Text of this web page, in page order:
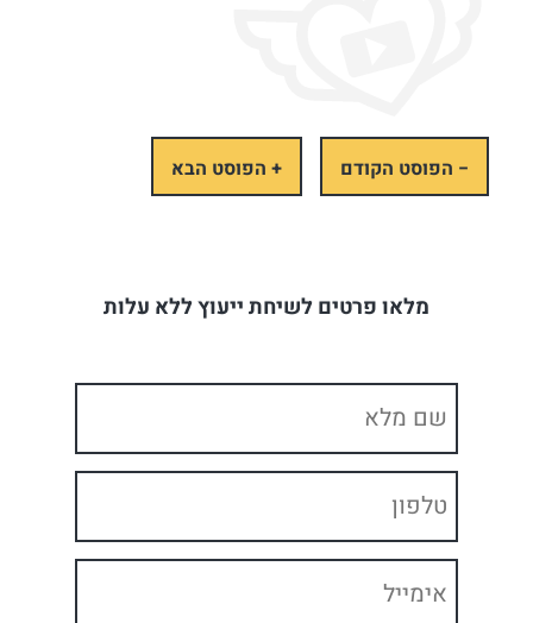
− הפוסט הקודם + הפוסט הבא
מלאו פרטים לשיחת ייעוץ ללא עלות